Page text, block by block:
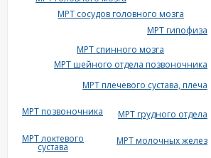
МРТ сосудов головного мозга
МРТ гипофиза
МРТ шейного отдела позвоночника
МРТ плечевого сустава, плеча
МРТ позвоночника
МРТ грудного отдела
МРТ локтевого
сустава
МРТ молочных желез
МРТ спинного мозга